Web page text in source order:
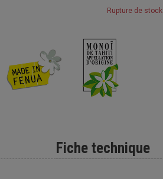
Rupture de stock
Fiche technique